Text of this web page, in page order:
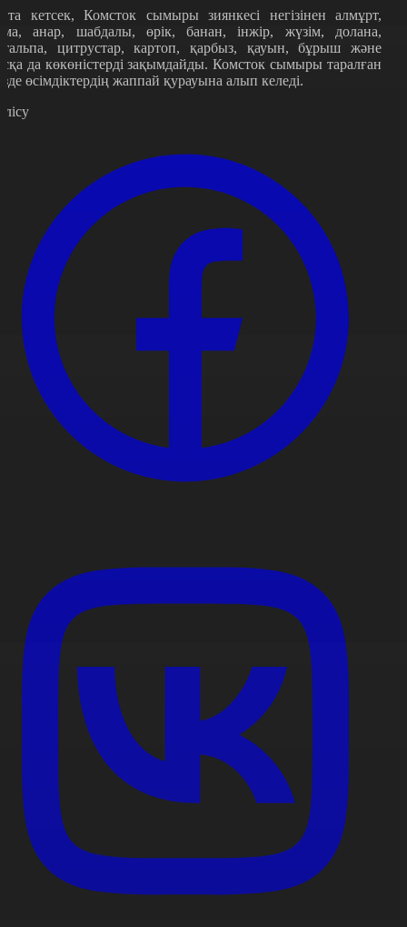
кетсек, Комсток сымыры зиянкесі негізінен алмұрт,
анар, шабдалы, өрік, банан, інжір, жүзім, долана,
цитрустар, картоп, қарбыз, қауын, бұрыш және
да көкөністерді зақымдайды. Комсток сымыры таралған
өсімдіктердің жаппай қурауына алып келеді.